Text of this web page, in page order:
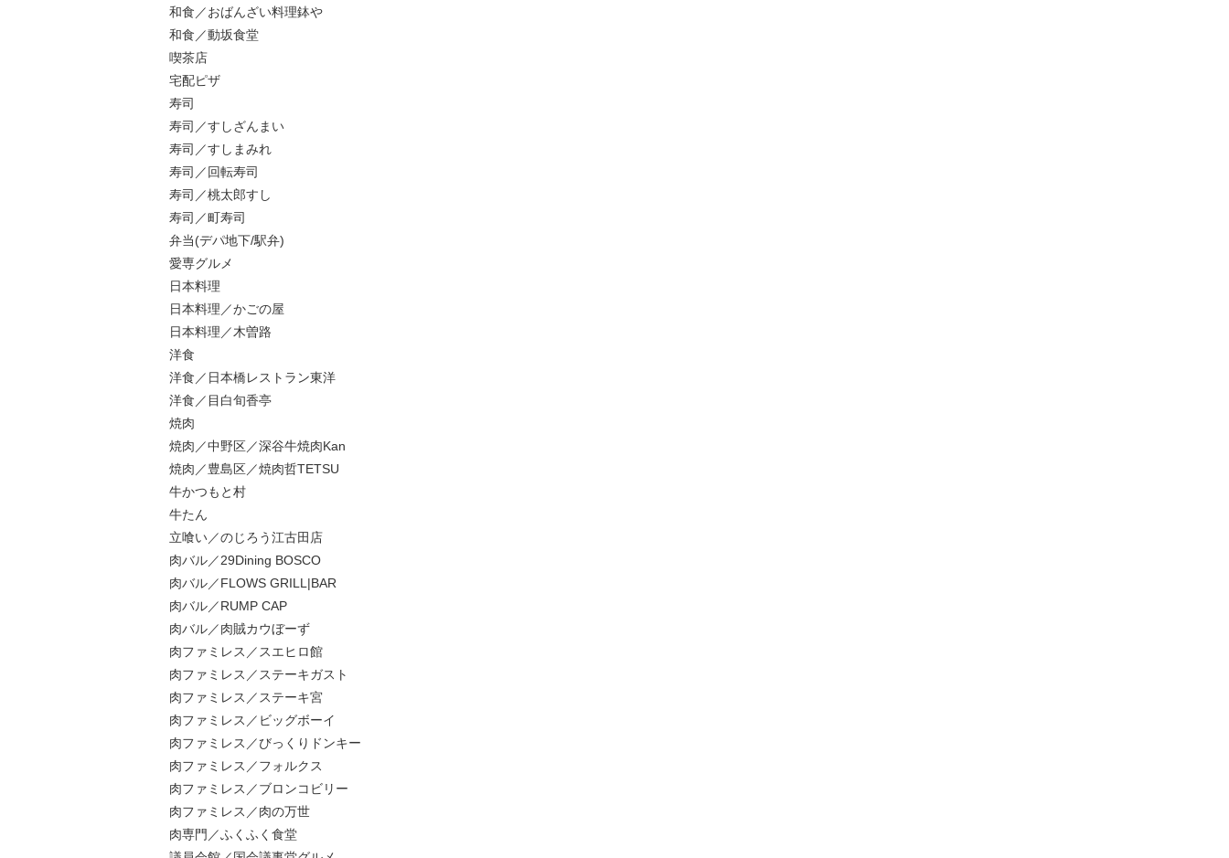
和食／おばんざい料理鉢や
和食／動坂食堂
喫茶店
宅配ピザ
寿司
寿司／すしざんまい
寿司／すしまみれ
寿司／回転寿司
寿司／桃太郎すし
寿司／町寿司
弁当(デパ地下/駅弁)
愛専グルメ
日本料理
日本料理／かごの屋
日本料理／木曽路
洋食
洋食／日本橋レストラン東洋
洋食／目白旬香亭
焼肉
焼肉／中野区／深谷牛焼肉Kan
焼肉／豊島区／焼肉哲TETSU
牛かつもと村
牛たん
立喰い／のじろう江古田店
肉バル／29Dining BOSCO
肉バル／FLOWS GRILL|BAR
肉バル／RUMP CAP
肉バル／肉賊カウぼーず
肉ファミレス／スエヒロ館
肉ファミレス／ステーキガスト
肉ファミレス／ステーキ宮
肉ファミレス／ビッグボーイ
肉ファミレス／びっくりドンキー
肉ファミレス／フォルクス
肉ファミレス／ブロンコビリー
肉ファミレス／肉の万世
肉専門／ふくふく食堂